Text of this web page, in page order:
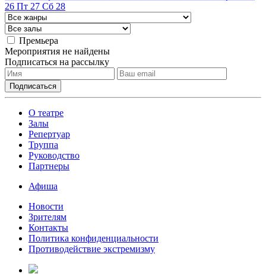
26 Пт 27 Сб 28
Премьера
Мероприятия не найдены
Подписаться на рассылку
О театре
Залы
Репертуар
Труппа
Руководство
Партнеры
Афиша
Новости
Зрителям
Контакты
Политика конфиденциальности
Противодействие экстремизму